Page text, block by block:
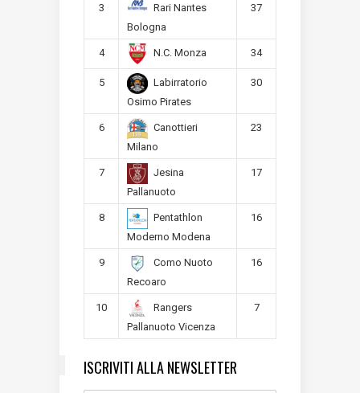
3
Rari Nantes
Bologna
37
4 N.C. Monza 34
5
Labirratorio
Osimo Pirates
30
6
Canottieri
Milano
23
7
Jesina
Pallanuoto
17
8
Pentathlon
Moderno Modena
16
9
Como Nuoto
Recoaro
16
10
Rangers
Pallanuoto Vicenza
7
ISCRIVITI ALLA NEWSLETTER